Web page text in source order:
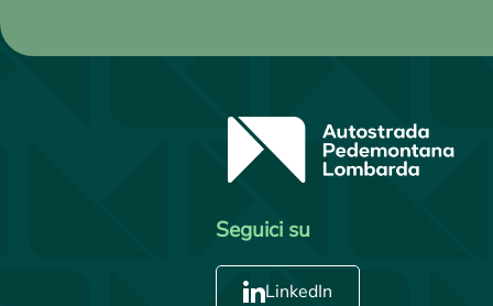
Seguici su
LinkedIn